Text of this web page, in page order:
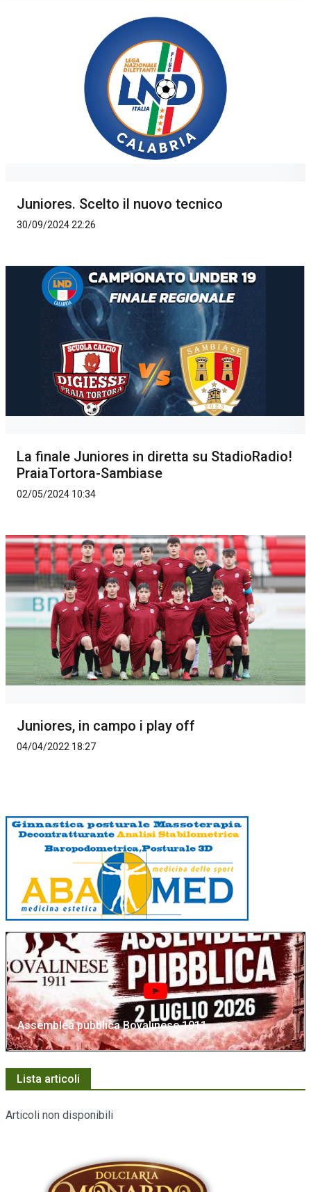
Juniores. Scelto il nuovo tecnico
30/09/2024 22:26
La finale Juniores in diretta su StadioRadio!
PraiaTortora-Sambiase
02/05/2024 10:34
Juniores, in campo i play off
04/04/2022 18:27
Assemblea pubblica Bovalinese 1911
Lista articoli
Articoli non disponibili